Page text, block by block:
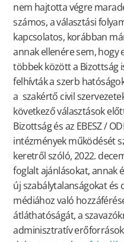
nem hajtotta végre
számos, a választási
kapcsolatos, korábban
annak ellenére sem,
többek között a Bizottság
felhívták a szerb
a szakértő civil
következő választások
Bizottság és az EBESZ /
intézmények működését
keretről szóló, 2022.
foglalt ajánlásokat, annak
új szabálytalanságokat és
médiához való
átláthatóságát, a
adminisztratív